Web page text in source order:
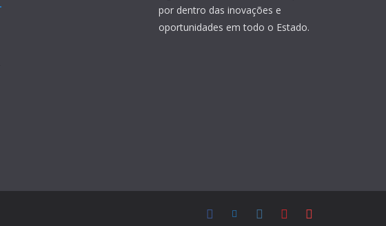
por dentro das inovações e
oportunidades em todo o Estado.